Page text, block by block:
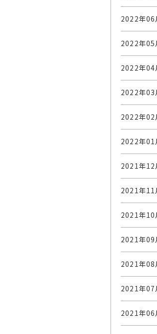
2022年06
2022年05
2022年04
2022年03
2022年02
2022年01
2021年12
2021年11
2021年10
2021年09
2021年08
2021年07
2021年06